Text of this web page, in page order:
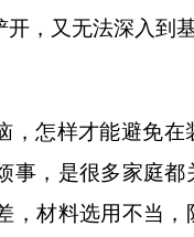
，又无法深入到
，怎样才能避免
事， 是很多家庭都
，材料选用不当